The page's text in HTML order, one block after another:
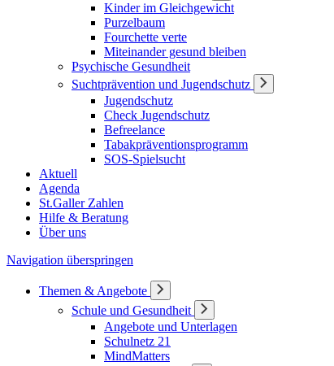
Kinder im Gleichgewicht
Purzelbaum
Fourchette verte
Miteinander gesund bleiben
Psychische Gesundheit
Suchtprävention und Jugendschutz
Jugendschutz
Check Jugendschutz
Befreelance
Tabakpräventionsprogramm
SOS-Spielsucht
Aktuell
Agenda
St.Galler Zahlen
Hilfe & Beratung
Über uns
Navigation überspringen
Themen & Angebote
Schule und Gesundheit
Angebote und Unterlagen
Schulnetz 21
MindMatters